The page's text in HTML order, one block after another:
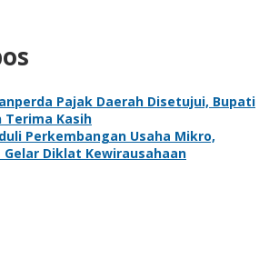
Pajak Daerah Disetujui, Bupati
Terima Kasih
Perkembangan Usaha Mikro,
Diklat Kewirausahaan